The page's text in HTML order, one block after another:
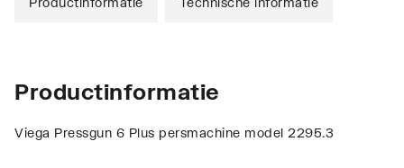
Productinformatie
Viega Pressgun 6 Plus persmachine model 2295.3